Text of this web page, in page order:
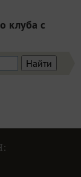
клуба с